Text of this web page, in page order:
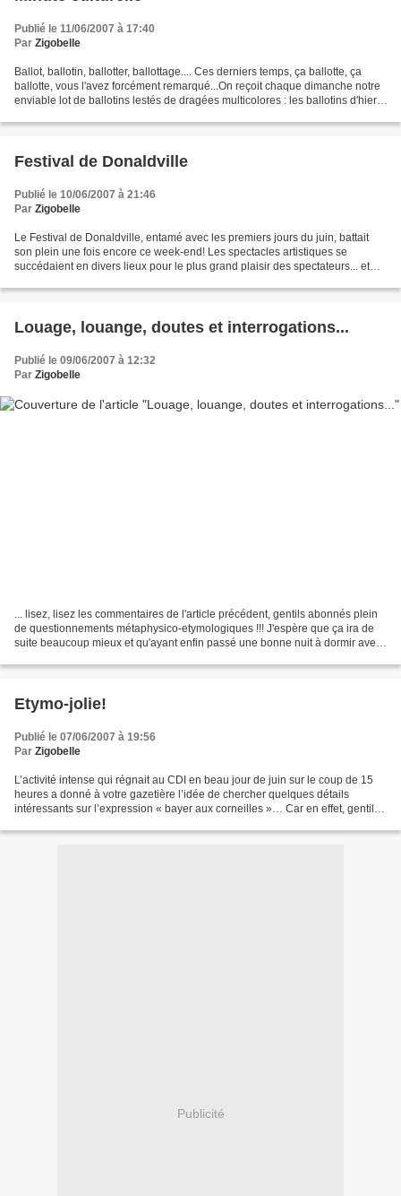
Publié le 11/06/2007 à 17:40
Par Zigobelle
Ballot, ballotin, ballotter, ballottage.... Ces derniers temps, ça ballotte, ça
ballotte, vous l'avez forcément remarqué...On reçoit chaque dimanche notre
enviable lot de ballotins lestés de dragées multicolores : les ballotins d'hier,
Festival de Donaldville
Publié le 10/06/2007 à 21:46
Par Zigobelle
Le Festival de Donaldville, entamé avec les premiers jours du juin, battait
son plein une fois encore ce week-end! Les spectacles artistiques se
succédaient en divers lieux pour le plus grand plaisir des spectateurs... et
Louage, louange, doutes et interrogations...
Publié le 09/06/2007 à 12:32
Par Zigobelle
... lisez, lisez les commentaires de l'article précédent, gentils abonnés plein
de questionnements métaphysico-etymologiques !!! J'espère que ça ira de
suite beaucoup mieux et qu'ayant enfin passé une bonne nuit à dormir avec
Etymo-jolie!
Publié le 07/06/2007 à 19:56
Par Zigobelle
L’activité intense qui régnait au CDI en beau jour de juin sur le coup de 15
heures a donné à votre gazetière l’idée de chercher quelques détails
intéressants sur l’expression « bayer aux corneilles »… Car en effet, gentils
Publicité